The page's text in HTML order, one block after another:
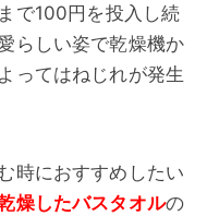
で100円を投入し続
らしい姿で乾燥機か
ってはねじれが発生
時におすすめしたい
燥したバスタオルの